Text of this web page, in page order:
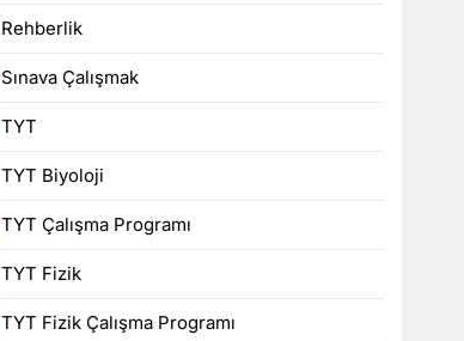
Rehberlik
Sınava Çalışmak
TYT
TYT Biyoloji
TYT Çalışma Programı
TYT Fizik
TYT Fizik Çalışma Programı